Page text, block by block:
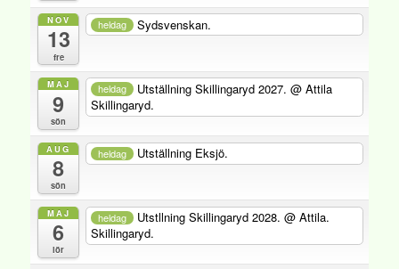
NOV
13
fre
heldag Sydsvenskan.
MAJ
9
sön
heldag Utställning Skillingaryd 2027. @ Attila
Skillingaryd.
AUG
8
sön
heldag Utställning Eksjö.
MAJ
6
lör
heldag Utstllning Skillingaryd 2028. @ Attila.
Skillingaryd.